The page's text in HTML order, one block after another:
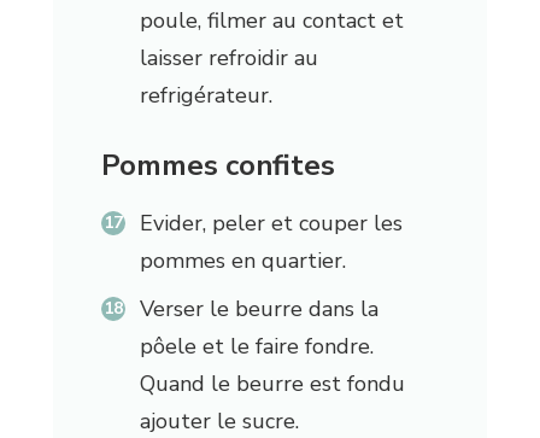
poule, filmer au contact et
laisser refroidir au
refrigérateur.
Pommes confites
Evider, peler et couper les
pommes en quartier.
Verser le beurre dans la
pôele et le faire fondre.
Quand le beurre est fondu
ajouter le sucre.